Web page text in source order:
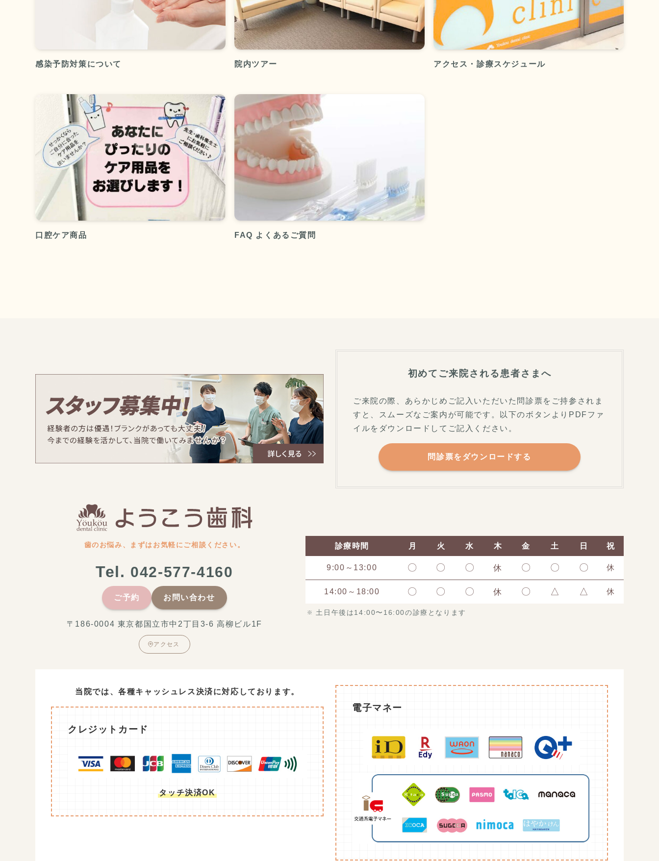
感染予防対策について 院内ツアー アクセス・診療スケジュール
口腔ケア商品 FAQ よくあるご質問
初めてご来院される患者さまへ
ご来院の際、あらかじめご記入いただいた問診票をご持参されま
すと、スムーズなご案内が可能です。以下のボタンよりPDFファ
イルをダウンロードしてご記入ください。
問診票をダウンロードする
歯のお悩み、まずはお気軽にご相談ください。
Tel. 042-577-4160
ご予約 お問い合わせ
〒186-0004 東京都国立市中2丁目3-6 高柳ビル1F
アクセス
診療時間 月 火 水 木 金 土 日 祝
9:00～13:00 〇 〇 〇 休 〇 〇 〇 休
14:00～18:00 〇 〇 〇 休 〇 △ △ 休
土日午後は14:00〜16:00の診療となります
当院では、各種キャッシュレス決済に対応しております。
クレジットカード
タッチ決済OK
電子マネー